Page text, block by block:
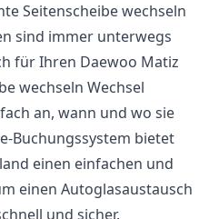
Seitenscheibe wechseln
sind immer unterwegs
für Ihren Daewoo Matiz
wechseln Wechsel
an, wann und wo sie
Buchungssystem bietet
einen einfachen und
einen Autoglasaustausch
und sicher.